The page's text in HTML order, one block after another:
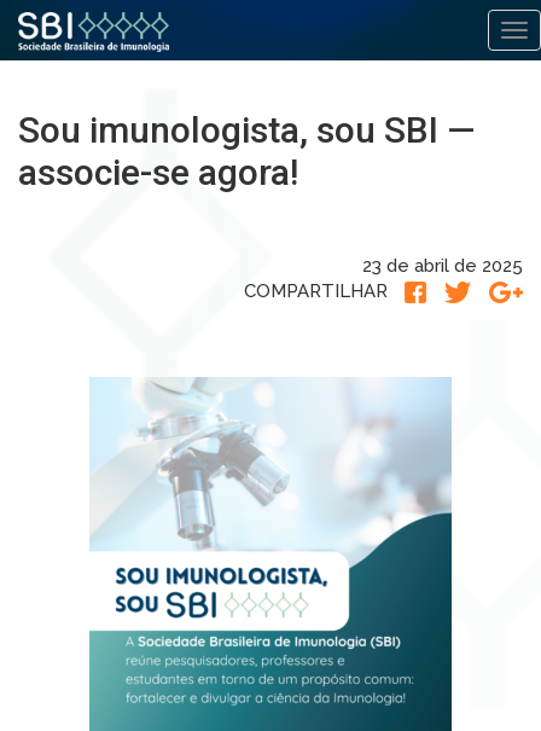
o
Sou imunologista, sou SBI —
associe-se agora!
23 de abril de 2025
COMPARTILHAR